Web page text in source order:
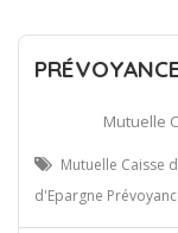
Mutuelle
Mutuelle Caisse
d'Epargne